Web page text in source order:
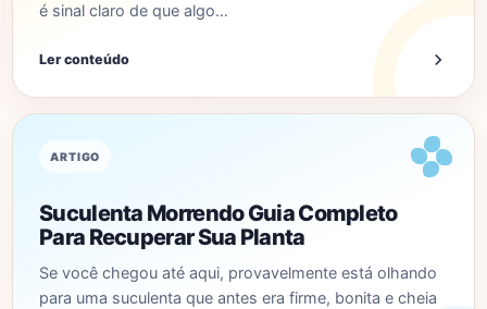
é sinal claro de que algo…
Ler conteúdo
ARTIGO
Suculenta Morrendo Guia Completo
Para Recuperar Sua Planta
Se você chegou até aqui, provavelmente está olhando
para uma suculenta que antes era firme, bonita e cheia